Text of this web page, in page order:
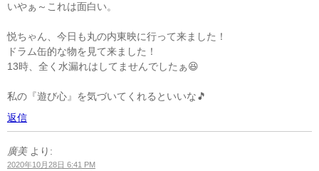
いやぁ～これは面白い。
悦ちゃん、今日も丸の内東映に行って来ました！
ドラム缶的な物を見て来ました！
13時、全く水漏れはしてませんでしたぁ😆
私の『遊び心』を気づいてくれるといいな🎵
返信
廣美 より:
2020年10月28日 6:41 PM